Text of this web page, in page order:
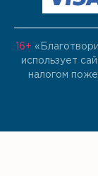
16+
использует
налогом